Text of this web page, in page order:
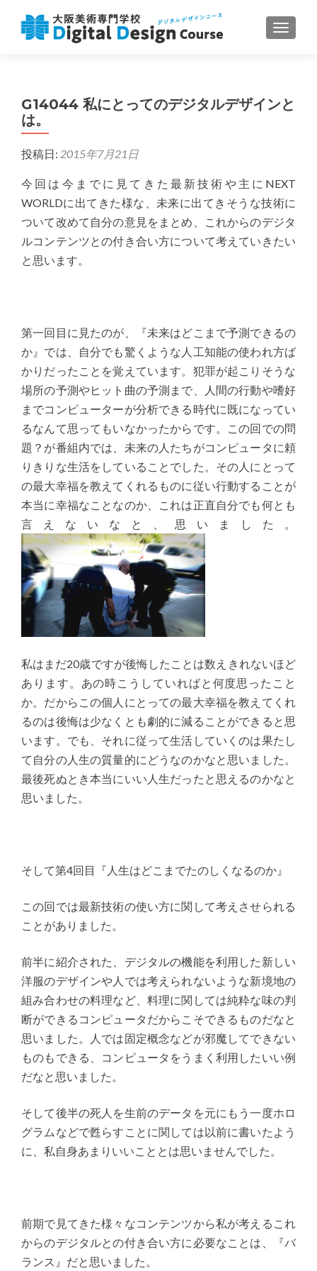
ナビゲ
G14044 私にとってのデジタルデザインと
は。
投稿日: 2015年7月21日
今回は今までに見てきた最新技術や主にNEXT
WORLDに出てきた様な、未来に出てきそうな技術に
ついて改めて自分の意見をまとめ、これからのデジタ
ルコンテンツとの付き合い方について考えていきたい
と思います。
第一回目に見たのが、『未来はどこまで予測できるの
か』では、自分でも驚くような人工知能の使われ方ば
かりだったことを覚えています。犯罪が起こりそうな
場所の予測やヒット曲の予測まで、人間の行動や嗜好
までコンピューターが分析できる時代に既になってい
るなんて思ってもいなかったからです。この回での問
題？が番組内では、未来の人たちがコンピュータに頼
りきりな生活をしていることでした。その人にとって
の最大幸福を教えてくれるものに従い行動することが
本当に幸福なことなのか、これは正直自分でも何とも
言えないなと、思いました。
私はまだ20歳ですが後悔したことは数えきれないほど
あります。あの時こうしていればと何度思ったこと
か。だからこの個人にとっての最大幸福を教えてくれ
るのは後悔は少なくとも劇的に減ることができると思
います。でも、それに従って生活していくのは果たし
て自分の人生の質量的にどうなのかなと思いました。
最後死ぬとき本当にいい人生だったと思えるのかなと
思いました。
そして第4回目『人生はどこまでたのしくなるのか』
この回では最新技術の使い方に関して考えさせられる
ことがありました。
前半に紹介された、デジタルの機能を利用した新しい
洋服のデザインや人では考えられないような新境地の
組み合わせの料理など、料理に関しては純粋な味の判
断ができるコンピュータだからこそできるものだなと
思いました。人では固定概念などが邪魔してできない
ものもできる、コンピュータをうまく利用したいい例
だなと思いました。
そして後半の死人を生前のデータを元にもう一度ホロ
グラムなどで甦らすことに関しては以前に書いたよう
に、私自身あまりいいこととは思いませんでした。
前期で見てきた様々なコンテンツから私が考えるこれ
からのデジタルとの付き合い方に必要なことは、『バ
ランス』だと思いました。